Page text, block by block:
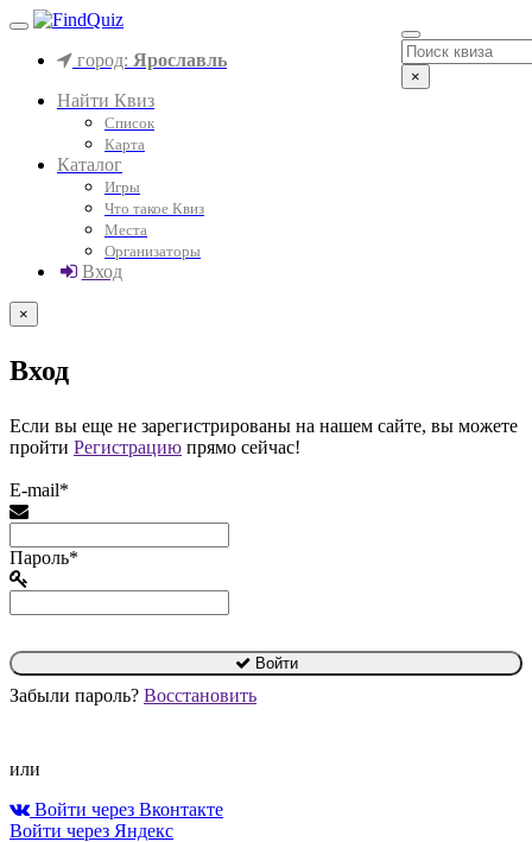
×
город: Ярославль
Найти Квиз
Список
Карта
Каталог
Игры
Что такое Квиз
Места
Организаторы
Вход
×
Вход
Если вы еще не зарегистрированы на нашем сайте, вы можете
пройти Регистрацию прямо сейчас!
E-mail*
Пароль*
Войти
Забыли пароль? Восстановить
или
Войти через Вконтакте
Войти через Яндекс